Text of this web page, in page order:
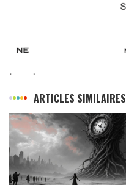
ARTICLES SIMILAIRES